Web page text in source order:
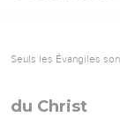
Seuls les Évangiles
du Christ